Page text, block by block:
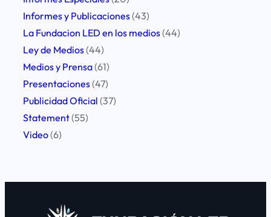
a
a
s
e
Informes y Publicaciones(43)
La Fundacion LED en los medios(44)
Ley de Medios(44)
Medios y Prensa(61)
Presentaciones(47)
Publicidad Oficial (37)
Statement(55)
Video(6)